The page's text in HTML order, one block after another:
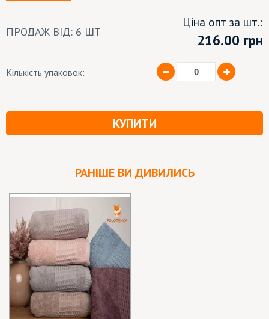
ПРОДАЖ ВІД: 6 ШТ
Ціна опт за шт.:
216.00 грн
Кількість упаковок:
КУПИТИ
РАНІШЕ ВИ ДИВИЛИСЬ